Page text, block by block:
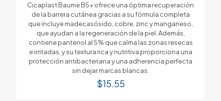
Cicaplast Baume B5+ ofrece una óptima recuperación
de la barrera cutánea gracias a su fórmula completa
que incluye madecasósido, cobre, zinc y manganeso,
que ayudan a la regeneración de la piel. Además,
contiene pantenol al 5% que calma las zonas resecas
e irritadas, y su textura rica y nutritiva proporciona una
protección antibacteriana y una adherencia perfecta
sin dejar marcas blancas.
$15.55